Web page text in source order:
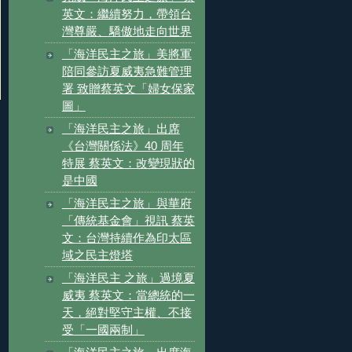
英文：繼續努力，帶領台
灣尊嚴、驕傲地走向世界
「海洋民主之旅」美將軍
陪同參訪夏威夷急難管理
署 致贈蔡英文「婦女保家
圖」
「海洋民主之旅」出席
《台灣關係法》40 周年
特展 蔡英文：改變現狀的
是中國
「海洋民主之旅」與華府
「傳統基金會」視訊 蔡英
文：台灣持續作為印太區
域之民主燈塔
「海洋民主 之旅」過境夏
威夷 蔡英文：當總統的一
天，絕對堅守主權、不接
受「一國兩制」